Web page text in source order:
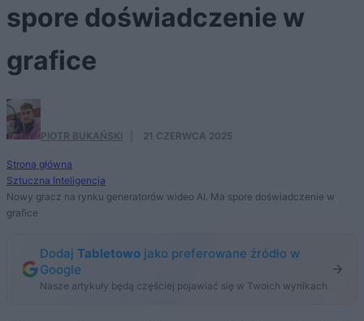
spore doświadczenie w
grafice
PIOTR BUKAŃSKI 21 CZERWCA 2025
Strona główna
Sztuczna Inteligencja
Nowy gracz na rynku generatorów wideo AI. Ma spore doświadczenie w
grafice
Dodaj Tabletowo jako preferowane źródło w
Google
Nasze artykuły będą częściej pojawiać się w Twoich wynikach